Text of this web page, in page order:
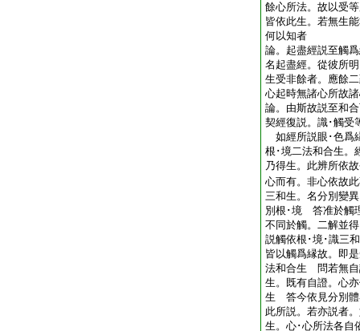
餘心所法。故以受
皆依此生。若無生
何以知者
論。起盡經説至觸
名起盡經。從彼所
生受非餘者。應餘
心起時無諸心所故
論。由斯故説至和
契經復説。識･觸受
如經所説眼･色爲
根･境二法和合生。
乃得生。此辨所依
心而有。非心依故
三和生。名分別變
別根･境 答准於觸
不同於觸。二解並
説觸依根･境･識三
皆以觸爲縁故。即
法和合生 問若無自
生。既有自證。心
生 答今依見分別體
此所説。若亦説者
生。心･心所法各自